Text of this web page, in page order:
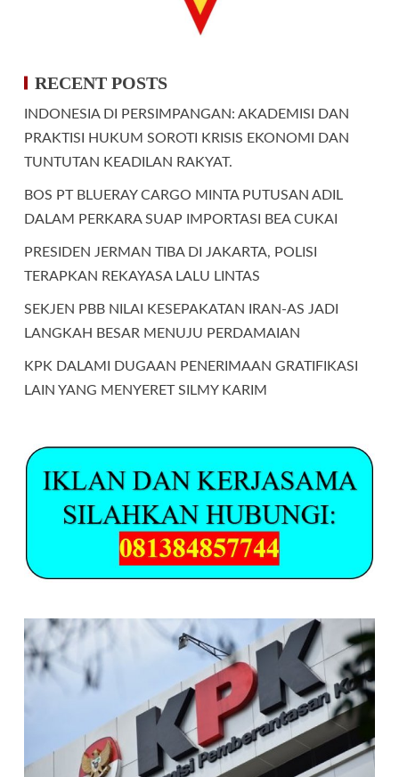
RECENT POSTS
INDONESIA DI PERSIMPANGAN: AKADEMISI DAN
PRAKTISI HUKUM SOROTI KRISIS EKONOMI DAN
TUNTUTAN KEADILAN RAKYAT.
BOS PT BLUERAY CARGO MINTA PUTUSAN ADIL
DALAM PERKARA SUAP IMPORTASI BEA CUKAI
PRESIDEN JERMAN TIBA DI JAKARTA, POLISI
TERAPKAN REKAYASA LALU LINTAS
SEKJEN PBB NILAI KESEPAKATAN IRAN-AS JADI
LANGKAH BESAR MENUJU PERDAMAIAN
KPK DALAMI DUGAAN PENERIMAAN GRATIFIKASI
LAIN YANG MENYERET SILMY KARIM